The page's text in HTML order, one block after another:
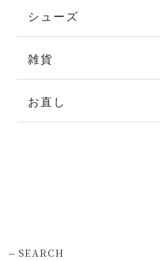
シューズ
雑貨
お直し
-SEARCH